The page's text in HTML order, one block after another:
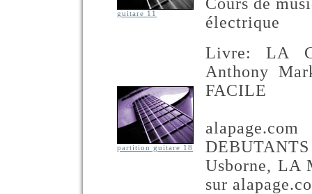
guitare 11
électrique
partition guitare 18
Livre: LA
Anthony
FACILE
Usborne, LA
sur